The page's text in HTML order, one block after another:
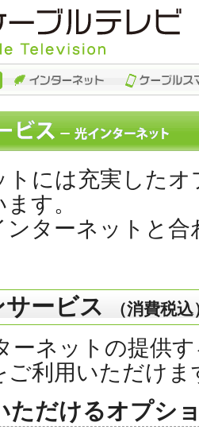
トには充実した
す。
ンターネットと
ービス （消費税込
ーネットの提供
ご利用いただけま
ただけるオプシ